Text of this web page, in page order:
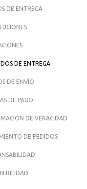
DE ENTREGA
DE ENTREGA
DE ENVÍO
DE PAGO
DE VERACIDAD
DE PEDIDOS